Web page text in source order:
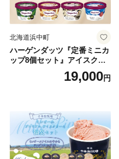
北海道浜中町
ハーゲンダッツ『定番ミニカ
ップ8個セット』アイスクリ
ーム アイス スイーツ デザー
19,000円